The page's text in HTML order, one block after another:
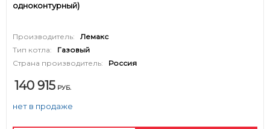
одноконтурный)
Производитель:
Лемакс
Тип котла:
Газовый
Страна производитель:
Россия
140 915 РУБ.
нет в продаже